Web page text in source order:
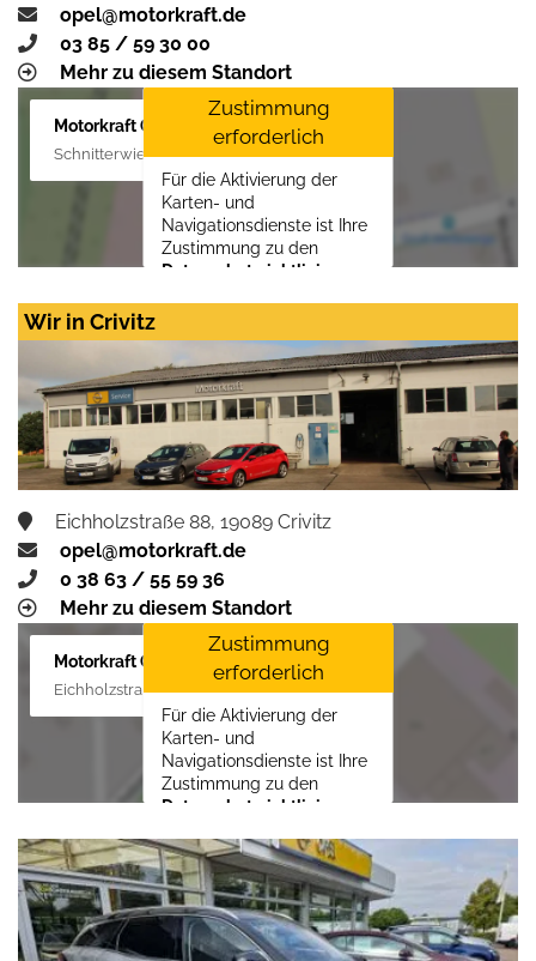
opel@motorkraft.de
03 85 / 59 30 00
Mehr zu diesem Standort
Motorkraft GmbH
Schnitterwiese 1, 19055 Schwerin
Zustimmung
erforderlich
Für die Aktivierung der
Karten- und
Navigationsdienste ist Ihre
Zustimmung zu den
Datenschutzrichtlinien
Zustimmen und
aktivieren
Wir in Crivitz
Eichholzstraße 88, 19089 Crivitz
opel@motorkraft.de
0 38 63 / 55 59 36
Mehr zu diesem Standort
Motorkraft GmbH
Eichholzstraße 88, 19089 Crivitz
Zustimmung
erforderlich
Für die Aktivierung der
Karten- und
Navigationsdienste ist Ihre
Zustimmung zu den
Datenschutzrichtlinien
LLCerforderlich.
Zustimmen und
aktivieren